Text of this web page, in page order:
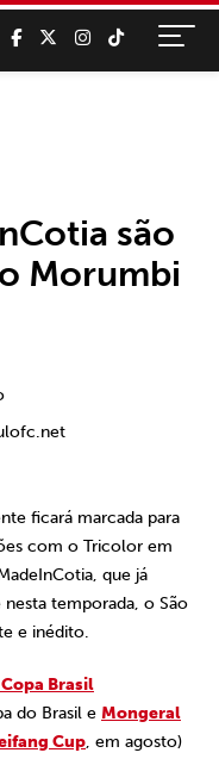
são
Morumbi
ficará marcada para
com o Tricolor em
que já
temporada, o São
e inédito.
Copa Brasil
do Brasil e Mongeral
Cup, em agosto)